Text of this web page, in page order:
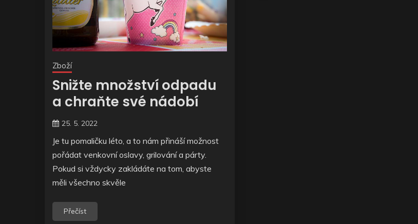
Zboží
Snižte množství odpadu
a chraňte své nádobí
25. 5. 2022
Je tu pomaličku léto, a to nám přináší možnost
pořádat venkovní oslavy, grilování a párty.
Pokud si vždycky zakládáte na tom, abyste
měli všechno skvěle
Přečíst